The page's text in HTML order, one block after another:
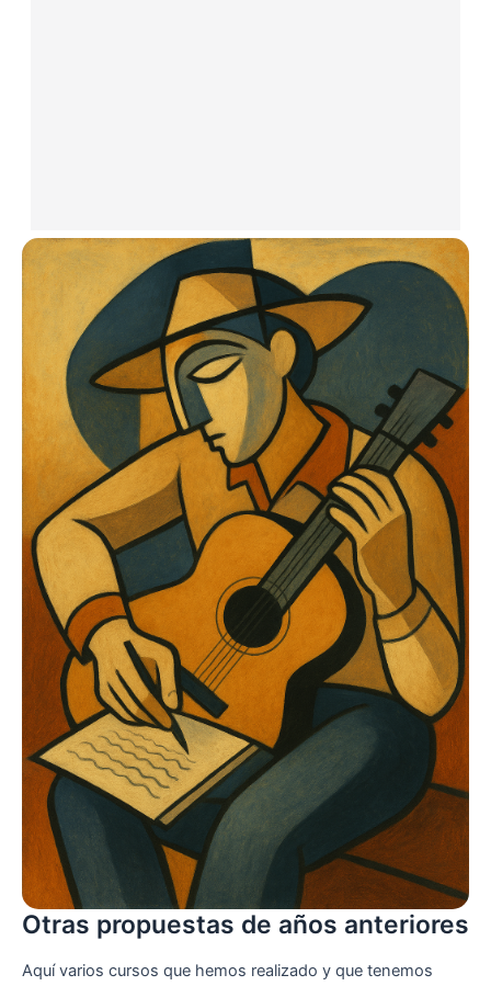
Otras propuestas de años anteriores
Aquí varios cursos que hemos realizado y que tenemos